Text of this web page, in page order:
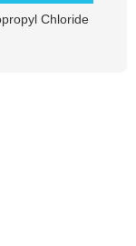
Chloride